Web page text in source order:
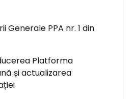
Generale PPA nr. 1 din
Platforma
și actualizarea